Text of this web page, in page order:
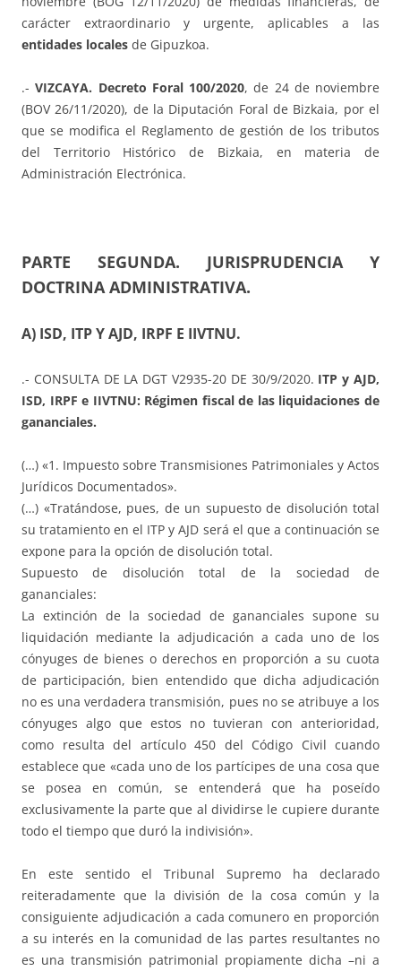
carácter extraordinario y urgente, aplicables a las
entidades locales de Gipuzkoa.
.-VIZCAYA. Decreto Foral 100/2020, de 24 de noviembre
(BOV 26/11/2020), de la Diputación Foral de Bizkaia, por el
que se modifica el Reglamento de gestión de los tributos
del Territorio Histórico de Bizkaia, en materia de
Administración Electrónica.
PARTE SEGUNDA. JURISPRUDENCIA Y
DOCTRINA ADMINISTRATIVA.
A) ISD, ITP Y AJD, IRPF E IIVTNU.
.- CONSULTA DE LA DGT V2935-20 DE 30/9/2020. ITP y AJD,
ISD, IRPF e IIVTNU: Régimen fiscal de las liquidaciones de
gananciales.
(…) «1. Impuesto sobre Transmisiones Patrimoniales y Actos
Jurídicos Documentados».
(…) «Tratándose, pues, de un supuesto de disolución total
su tratamiento en el ITP y AJD será el que a continuación se
expone para la opción de disolución total.
Supuesto de disolución total de la sociedad de
gananciales:
La extinción de la sociedad de gananciales supone su
liquidación mediante la adjudicación a cada uno de los
cónyuges de bienes o derechos en proporción a su cuota
de participación, bien entendido que dicha adjudicación
no es una verdadera transmisión, pues no se atribuye a los
cónyuges algo que estos no tuvieran con anterioridad,
como resulta del artículo 450 del Código Civil cuando
establece que «cada uno de los partícipes de una cosa que
se posea en común, se entenderá que ha poseído
exclusivamente la parte que al dividirse le cupiere durante
todo el tiempo que duró la indivisión».
En este sentido el Tribunal Supremo ha declarado
reiteradamente que la división de la cosa común y la
consiguiente adjudicación a cada comunero en proporción
a su interés en la comunidad de las partes resultantes no
es una transmisión patrimonial propiamente dicha –ni a